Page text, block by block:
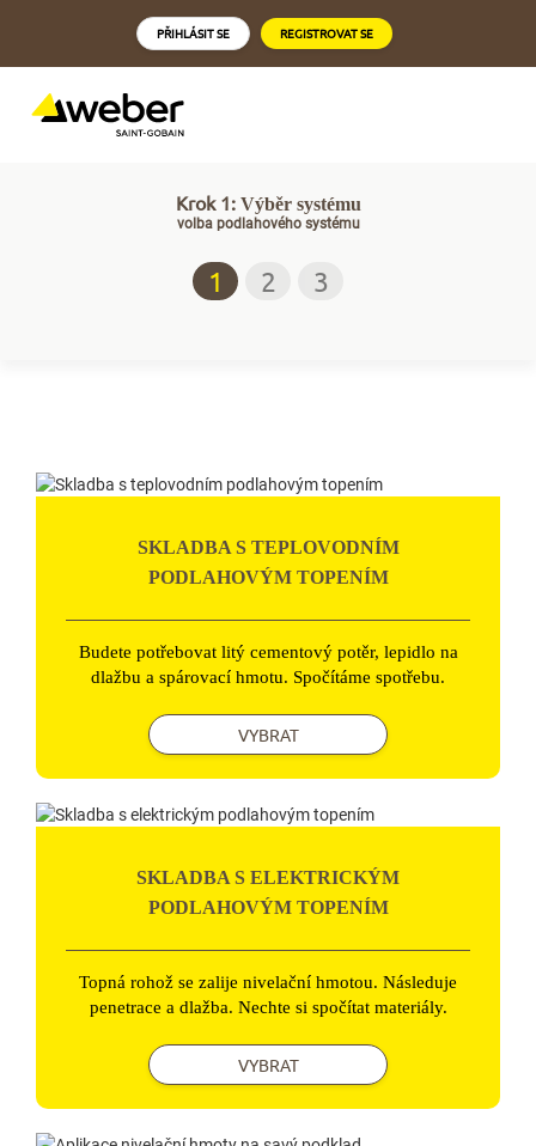
PŘIHLÁSIT SE REGISTROVAT SE
Krok 1: Výběr systému
volba podlahového systému
1 2 3
SKLADBA S TEPLOVODNÍM
PODLAHOVÝM TOPENÍM
Budete potřebovat litý cementový potěr, lepidlo na
dlažbu a spárovací hmotu. Spočítáme spotřebu.
VYBRAT
SKLADBA S ELEKTRICKÝM
PODLAHOVÝM TOPENÍM
Topná rohož se zalije nivelační hmotou. Následuje
penetrace a dlažba. Nechte si spočítat materiály.
VYBRAT